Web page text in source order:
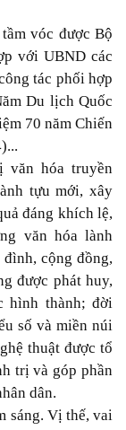
vóc được Bộ
với UBND các
tác phối hợp
Du lịch Quốc
70 năm Chiến
văn hóa truyền
tựu mới, xây
đáng khích lệ,
văn hóa lành
cộng đồng,
được phát huy,
hình thành; đời
số và miền núi
thuật được tổ
trị và góp phần
dân.
sáng. Vị thế, vai